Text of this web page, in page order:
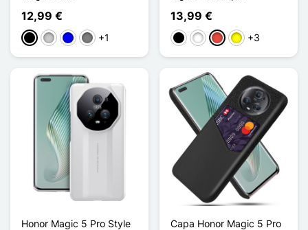
12,99 €
PretoTransparente
AzulGris Transparent
+1
13,99 €
PretoBrancoVermelho
Amarelo
+3
Honor Magic 5 Pro Style
Capa Honor Magic 5 Pro